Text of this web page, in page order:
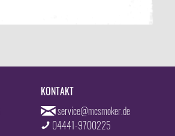
KONTAKT
service@mcsmoker.de
04441-9700225